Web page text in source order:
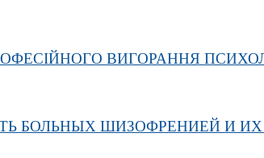
ВИГОРАННЯ
БОЛЬНЫХ ШИЗОФРЕНИЕЙ И